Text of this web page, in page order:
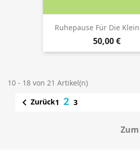
Ruhepause Für Die
50,00 €
10 - 18 von 21 Artikel(n)
 Zurück1 2 3